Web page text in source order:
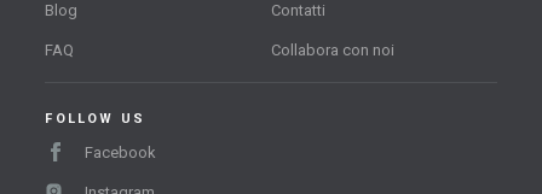
Blog
FAQ
Contatti
Collabora con noi
FOLLOW US
Facebook